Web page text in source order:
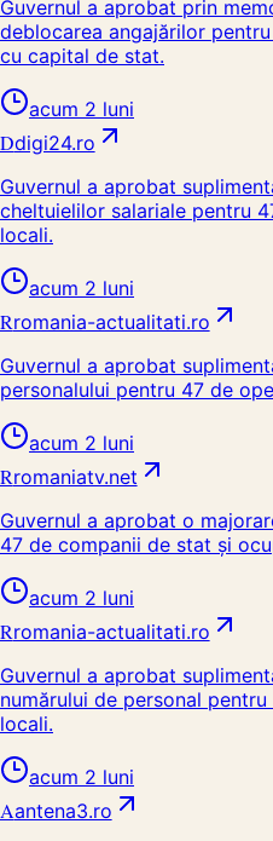
Guvernul a aprobat prin
deblocarea angajărilor
cu capital de stat.
acum 2 luni
Ddigi24.ro
Guvernul a aprobat
cheltuielilor salariale pentru
locali.
acum 2 luni
Rromania-actualitati.ro
Guvernul a aprobat
personalului pentru 47 de
acum 2 luni
Rromaniatv.net
Guvernul a aprobat o
47 de companii de stat și
acum 2 luni
Rromania-actualitati.ro
Guvernul a aprobat
numărului de personal
locali.
acum 2 luni
Aantena3.ro